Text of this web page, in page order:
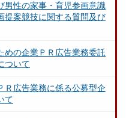
男性の家事・育児参画意識
提案競技に関する質問及び
めの企業ＰＲ広告業務委託
ついて
Ｒ広告業務に係る公募型企
て